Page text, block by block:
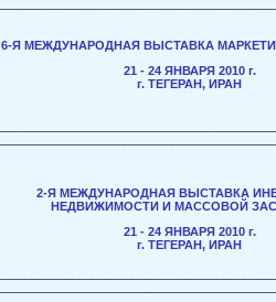
6-Я МЕЖДУНАРОДНАЯ ВЫСТАВКА
21 - 24 ЯНВАРЯ 2010 г.
г. ТЕГЕРАН, ИРАН
2-Я МЕЖДУНАРОДНАЯ ВЫСТАВКА
НЕДВИЖИМОСТИ И МАССОВОЙ
21 - 24 ЯНВАРЯ 2010 г.
г. ТЕГЕРАН, ИРАН